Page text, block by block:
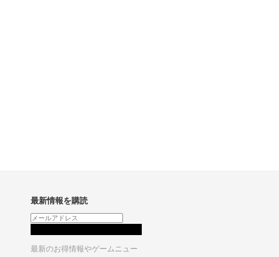
最新情報を購読
最新のお得情報やゲームニュー